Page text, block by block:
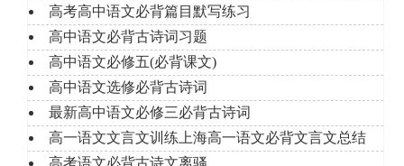
高考高中语文必背篇目默写练习
高中语文必背古诗词习题
高中语文必修五(必背课文)
高中语文选修必背古诗词
最新高中语文必修三必背古诗词
高一语文文言文训练上海高一语文必背文言文总结
高考语文必背古诗文离骚